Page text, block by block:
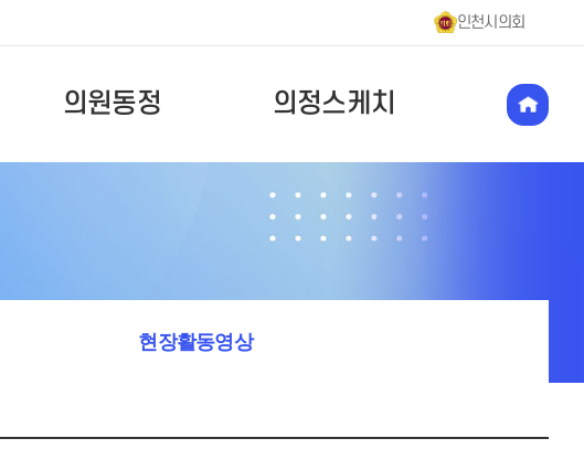
인천시의회
의원동정 의정스케치
현장활동영상